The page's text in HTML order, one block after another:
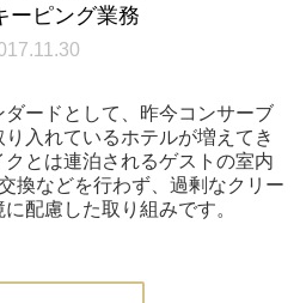
ーピング業務
ードとして、昨今コンサーブ
入れているホテルが増えてき
とは連泊されるゲストの室内
換などを行わず、過剰なクリー
配慮した取り組みです。